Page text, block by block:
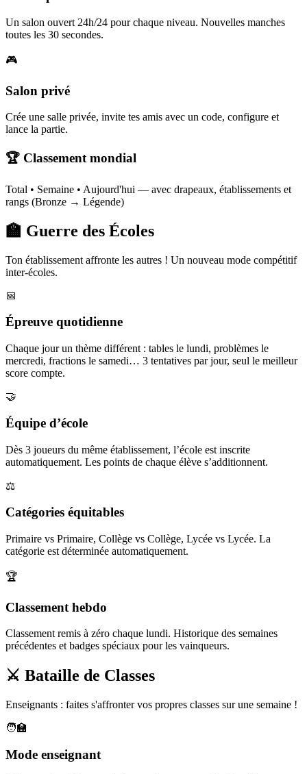
Un salon ouvert 24h/24 pour chaque niveau. Nouvelles manches
toutes les 30 secondes.
🎮
Salon privé
Crée une salle privée, invite tes amis avec un code, configure et
lance la partie.
🏆 Classement mondial
Total • Semaine • Aujourd'hui — avec drapeaux, établissements et
rangs (Bronze → Légende)
🏫 Guerre des Écoles
Ton établissement affronte les autres ! Un nouveau mode compétitif
inter-écoles.
📅
Épreuve quotidienne
Chaque jour un thème différent : tables le lundi, problèmes le
mercredi, fractions le samedi… 3 tentatives par jour, seul le meilleur
score compte.
🤝
Équipe d’école
Dès 3 joueurs du même établissement, l’école est inscrite
automatiquement. Les points de chaque élève s’additionnent.
⚖️
Catégories équitables
Primaire vs Primaire, Collège vs Collège, Lycée vs Lycée. La
catégorie est déterminée automatiquement.
🏆
Classement hebdo
Classement remis à zéro chaque lundi. Historique des semaines
précédentes et badges spéciaux pour les vainqueurs.
⚔️ Bataille de Classes
Enseignants : faites s'affronter vos propres classes sur une semaine !
🧑‍🏫
Mode enseignant